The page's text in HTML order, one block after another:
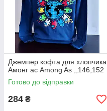
Джемпер кофта для хлопчика
Амонг ас Among As ,,146,152
Готово до відправки
284 ₴